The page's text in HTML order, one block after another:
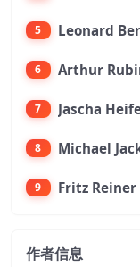
5
6
7
8
9
作者信息